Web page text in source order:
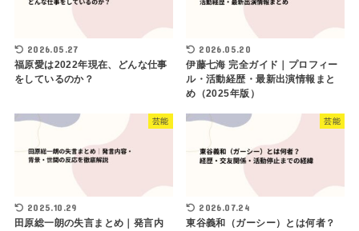
2026.05.27
福原愛は2022年現在、どんな仕事
をしているのか？
2026.05.20
伊藤七海 完全ガイド｜プロフィー
ル・活動経歴・最新出演情報まと
め（2025年版）
芸能
2025.10.29
田原総一朗の失言まとめ｜発言内
芸能
2026.07.24
東谷義和（ガーシー）とは何者？